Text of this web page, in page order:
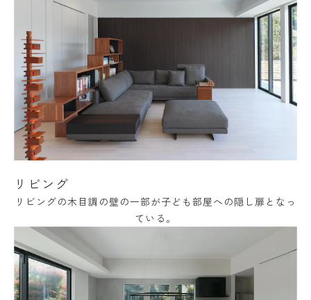
リビング
リビングの木目調の壁の一部が子ども部屋への隠し扉となっ
ている。